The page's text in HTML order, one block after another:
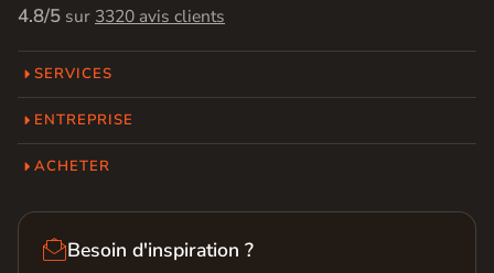
4.8/5 sur 3320 avis clients
SERVICES
ENTREPRISE
ACHETER
Besoin d'inspiration ?